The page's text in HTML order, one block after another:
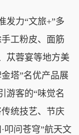
力“文旅+”多
工粉皮、面筋
苁蓉宴等地方美
塔”名优产品展
游客的“味觉名
统技艺、节庆
叩问苍穹”航天文